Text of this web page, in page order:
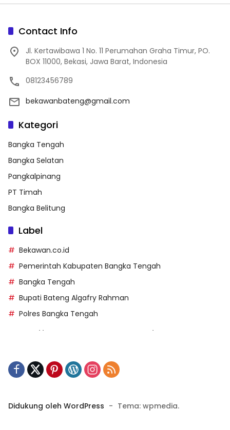
Contact Info
Jl. Kertawibawa 1 No. 11 Perumahan Graha Timur, PO.
BOX 11000, Bekasi, Jawa Barat, Indonesia
08123456789
bekawanbateng@gmail.com
Kategori
Bangka Tengah
Bangka Selatan
Pangkalpinang
PT Timah
Bangka Belitung
Label
Bekawan.co.id
Pemerintah Kabupaten Bangka Tengah
Bangka Tengah
Bupati Bateng Algafry Rahman
Polres Bangka Tengah
https://kecsitim.sitarokab.go.id/
Didukung oleh WordPress - Tema: wpmedia.